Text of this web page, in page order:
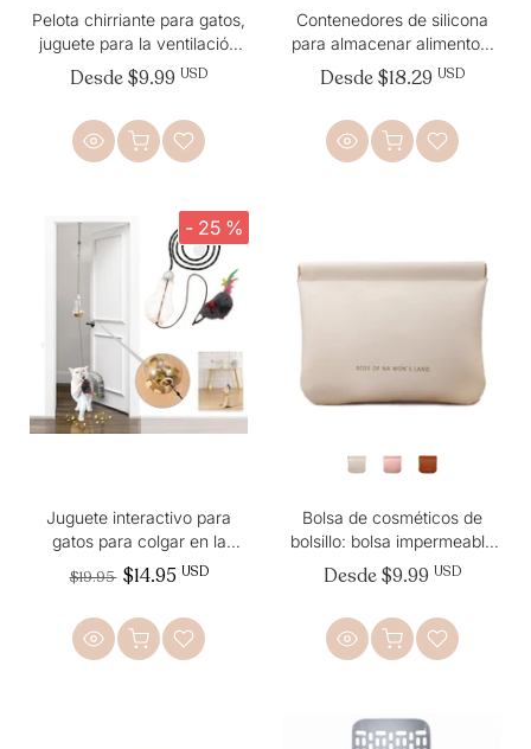
Pelota chirriante para gatos,
juguete para la ventilación
de los gatos
Desde$9.99 USD
Contenedores de silicona
para almacenar alimentos,
loncheras
Desde$18.29 USD
- 25 %
Juguete interactivo para
gatos para colgar en la
puerta, dispensador de
golosinas para gatos con un
ratas
$19.95 $14.95 USD
Bolsa de cosméticos de
bolsillo: bolsa impermeable
para guardar el cable de
carga de los AirPods
Desde$9.99 USD